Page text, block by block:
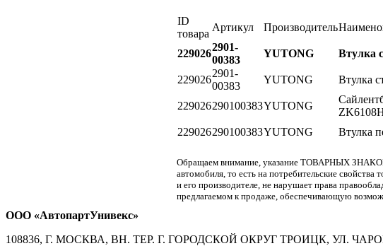
ID
товара
Артикул Производитель
229026
2901-
00383
YUTONG Втулка
229026
2901-
00383
YUTONG Втулка
229026290100383YUTONG
229026290100383YUTONG Втулка
Обращаем внимание, указание ТОВАРНЫХ ЗНАКОВ
автомобиля, то есть на потребительские
и его производителе, не нарушает права
предлагаемом к продаже, обеспечивающую
ООО «АвтопартУнивекс»
108836, Г. МОСКВА, ВН. ТЕР. Г. ГОРОДСКОЙ ОКРУГ ТРОИЦК, УЛ.